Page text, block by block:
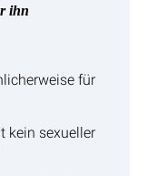
ihn
für
kein sexueller